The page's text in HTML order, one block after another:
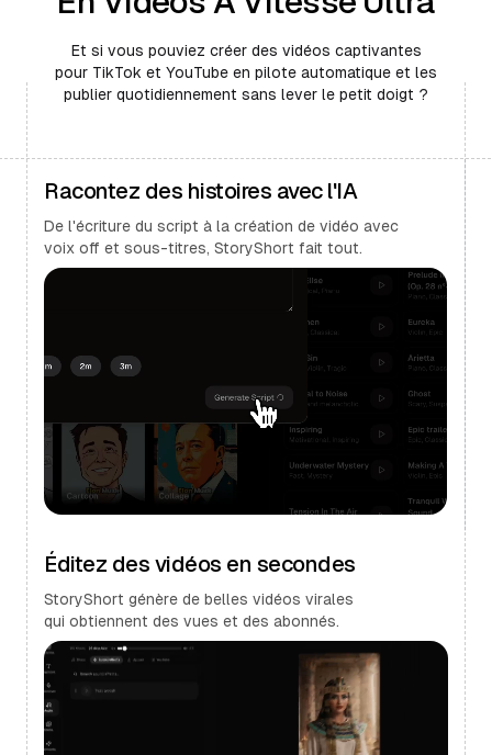
Et si vous pouviez créer des vidéos captivantes
pour TikTok et YouTube en pilote automatique et les
publier quotidiennement sans lever le petit doigt ?
Racontez des histoires avec l'IA
De l'écriture du script à la création de vidéo avec
voix off et sous-titres, StoryShort fait tout.
Éditez des vidéos en secondes
StoryShort génère de belles vidéos virales
qui obtiennent des vues et des abonnés.